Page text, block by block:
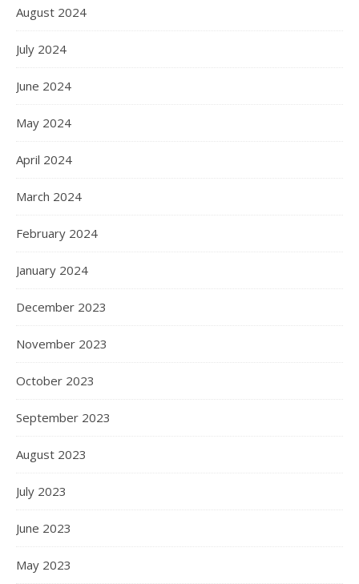
August 2024
July 2024
June 2024
May 2024
April 2024
March 2024
February 2024
January 2024
December 2023
November 2023
October 2023
September 2023
August 2023
July 2023
June 2023
May 2023